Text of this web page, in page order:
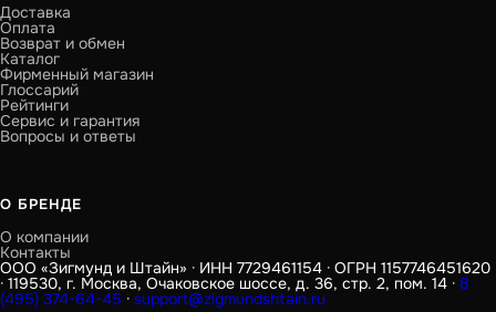
Доставка
Оплата
Возврат и обмен
Каталог
Фирменный магазин
Глоссарий
Рейтинги
Сервис и гарантия
Вопросы и ответы
О БРЕНДЕ
О компании
Контакты
ООО «Зигмунд и Штайн» · ИНН 7729461154 · ОГРН 1157746451620
· 119530, г. Москва, Очаковское шоссе, д. 36, стр. 2, пом. 14 · 8
(495) 374-64-45 · support@zigmundshtain.ru